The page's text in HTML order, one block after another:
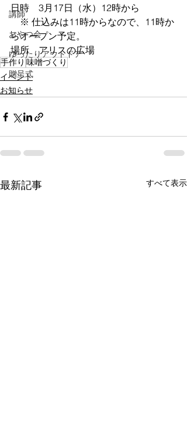
講師
おやつ会
ゆったりアウトドア
贈呈式
日時　3月17日（水）12時から
※ 仕込みは11時からなので、11時か
らオープン予定。
場所　アリスの広場
手作り 味噌づくり
イベント
お知らせ
最新記事 すべて表示